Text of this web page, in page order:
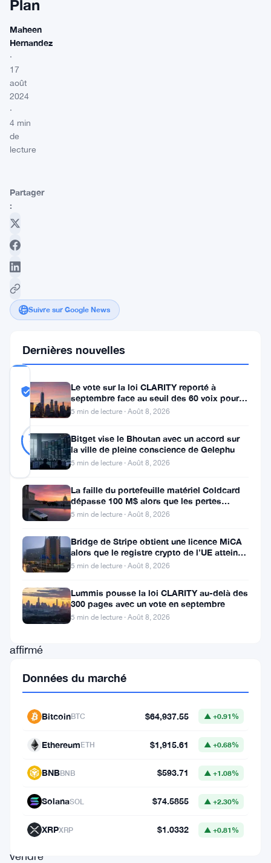
Plan
Maheen
Hernandez
·
17
août
2024
·
4 min
de
lecture
Partager
:
Suivre sur Google News
TRUST
SCORE
Probablement Réel
79%
RÉEL
Réel
votes
Mis à jour 2 ans il y a
L’avocat
financier
premier
plan
Scott
Johnsson
affirmé
États-
vendre
Dernières nouvelles
Le vote sur la loi CLARITY reporté à
septembre face au seuil des 60 voix pour le
projet de loi crypto
5 min de lecture · Août 8, 2026
Bitget vise le Bhoutan avec un accord sur
la ville de pleine conscience de Gelephu
5 min de lecture · Août 8, 2026
La faille du portefeuille matériel Coldcard
dépasse 100 M$ alors que les pertes
cryptos de juillet atteignent
5 min de lecture · Août 8, 2026
Bridge de Stripe obtient une licence MiCA
alors que le registre crypto de l’UE atteint
324 prestataires
5 min de lecture · Août 8, 2026
Lummis pousse la loi CLARITY au-delà des
300 pages avec un vote en septembre
5 min de lecture · Août 8, 2026
Données du marché
BitcoinBTC $64,937.55 ▲ +0.91%
EthereumETH $1,915.61 ▲ +0.68%
BNBBNB $593.71 ▲ +1.08%
SolanaSOL $74.5855 ▲ +2.30%
XRPXRP $1.0332 ▲ +0.81%